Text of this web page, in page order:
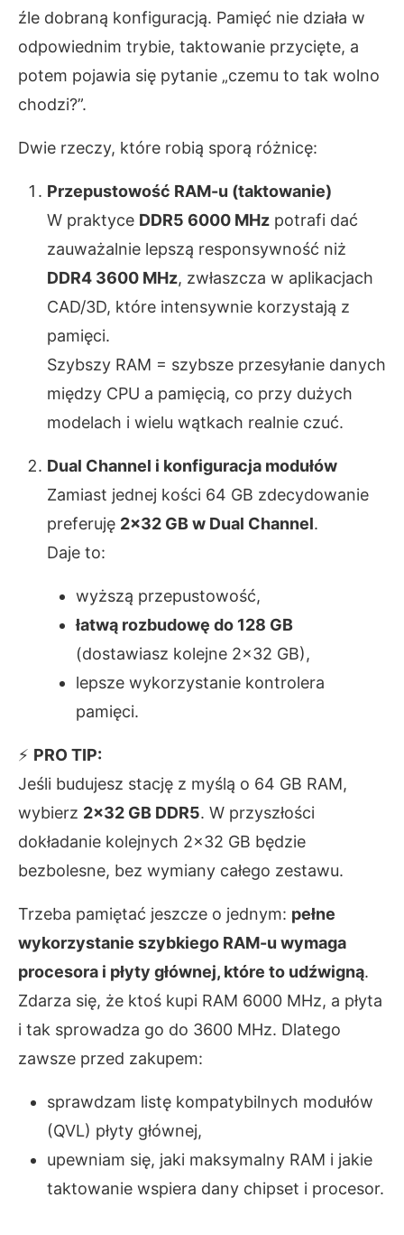
źle dobraną konfiguracją. Pamięć nie działa w
odpowiednim trybie, taktowanie przycięte, a
potem pojawia się pytanie „czemu to tak wolno
chodzi?”.
Dwie rzeczy, które robią sporą różnicę:
Przepustowość RAM-u (taktowanie)
W praktyce DDR5 6000 MHz potrafi dać
zauważalnie lepszą responsywność niż
DDR4 3600 MHz, zwłaszcza w aplikacjach
CAD/3D, które intensywnie korzystają z
pamięci.
Szybszy RAM = szybsze przesyłanie danych
między CPU a pamięcią, co przy dużych
modelach i wielu wątkach realnie czuć.
Dual Channel i konfiguracja modułów
Zamiast jednej kości 64 GB zdecydowanie
preferuję 2×32 GB w Dual Channel.
Daje to:
wyższą przepustowość,
łatwą rozbudowę do 128 GB
(dostawiasz kolejne 2×32 GB),
lepsze wykorzystanie kontrolera
pamięci.
⚡ PRO TIP:
Jeśli budujesz stację z myślą o 64 GB RAM,
wybierz 2×32 GB DDR5. W przyszłości
dokładanie kolejnych 2×32 GB będzie
bezbolesne, bez wymiany całego zestawu.
Trzeba pamiętać jeszcze o jednym: pełne
wykorzystanie szybkiego RAM-u wymaga
procesora i płyty głównej, które to udźwigną.
Zdarza się, że ktoś kupi RAM 6000 MHz, a płyta
i tak sprowadza go do 3600 MHz. Dlatego
zawsze przed zakupem:
sprawdzam listę kompatybilnych modułów
(QVL) płyty głównej,
upewniam się, jaki maksymalny RAM i jakie
taktowanie wspiera dany chipset i procesor.